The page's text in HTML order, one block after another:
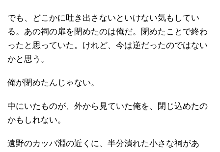
でも、どこかに吐き出さないといけない気もしてい
る。あの祠の扉を閉めたのは俺だ。閉めたことで終わ
ったと思っていた。けれど、今は逆だったのではない
かと思う。
俺が閉めたんじゃない。
中にいたものが、外から見ていた俺を、閉じ込めたの
かもしれない。
遠野のカッパ淵の近くに、半分潰れた小さな祠があ